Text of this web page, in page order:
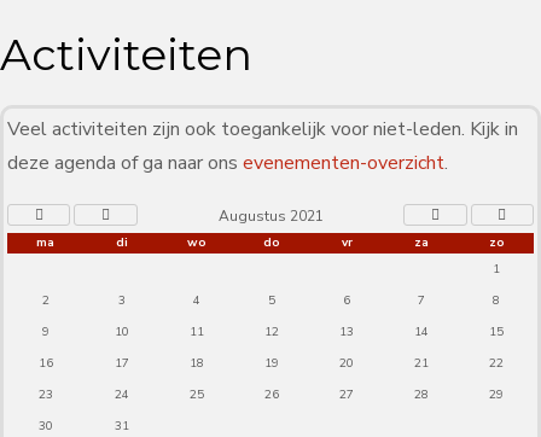
Activiteiten
Veel activiteiten zijn ook toegankelijk voor niet-leden. Kijk in
deze agenda of ga naar ons evenementen-overzicht.
Augustus 2021
ma di wo do vr za
zo
1
2
3 4 5 6 7
8
9
10 11 12 13 14
15
16
17 18 19 20 21
22
23
24 25 26 27 28
29
30
31